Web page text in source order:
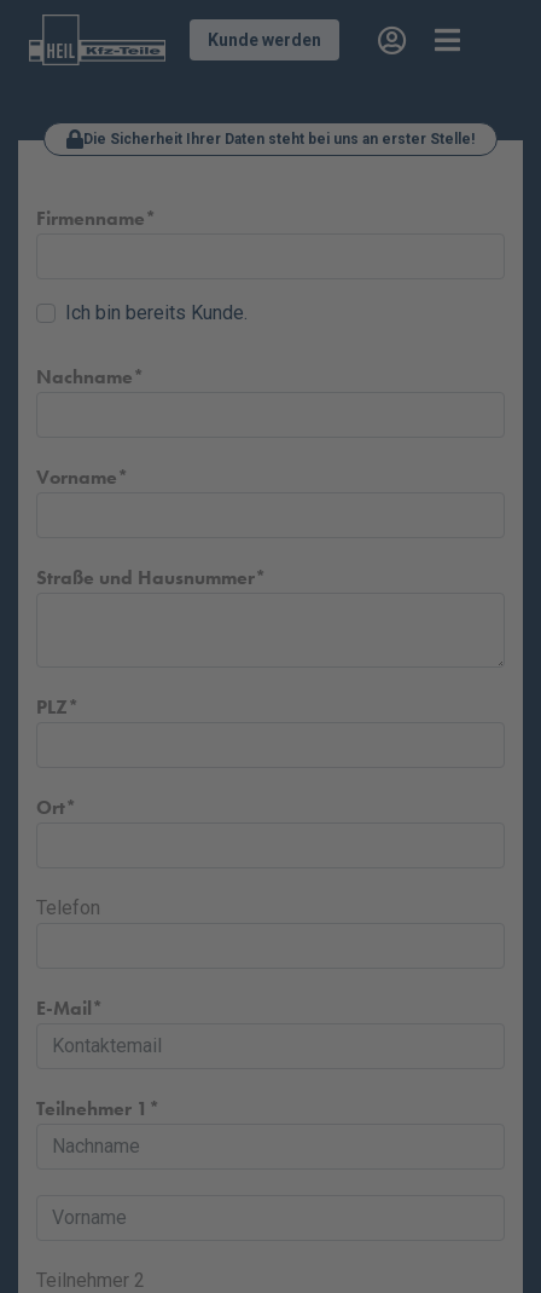
Kunde werden
Die Sicherheit Ihrer Daten steht bei uns an erster Stelle!
Firmenname
Ich bin bereits Kunde.
Nachname
Vorname
Straße und Hausnummer
PLZ
Ort
Telefon
E-Mail
Teilnehmer 1
Teilnehmer 2